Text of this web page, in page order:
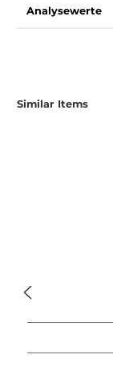
Analysewerte
Produktgalerie
Similar Items